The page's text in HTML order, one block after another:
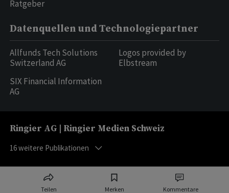
Teilen Merken Kommentare
Ratgeber
Datenquellen und Technologiepartner
Allfunds Tech Solutions
Switzerland AG
SIX Financial Information
AG
Logos provided by
Elbstream
Ringier AG | Ringier Medien Schweiz
16weitere Publikationen